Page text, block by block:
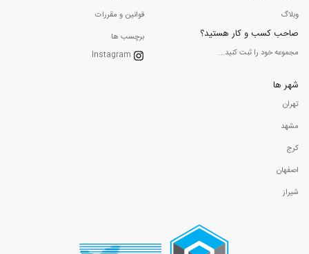
وبلاگ
صاحب کسب و کار هستید؟
مجموعه خود را ثبت کنید...
قوانین و مقررات
برچسب ها
Instagram
شهر ها
تهران
مشهد
کرج
اصفهان
شیراز